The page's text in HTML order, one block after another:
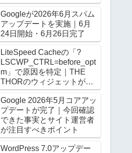
Googleが2026年6月スパム
アップデートを実施｜6月
24日開始・6月26日完了
LiteSpeed Cacheの「?
LSCWP_CTRL=before_opt
m」で原因を特定｜THE
THORのウィジェットがロ
グアウト時だけ崩る
Google 2026年5月コアアッ
プデートが完了｜今回確認
できた事実とサイト運営者
が注目すべきポイント
WordPress 7.0アップデー